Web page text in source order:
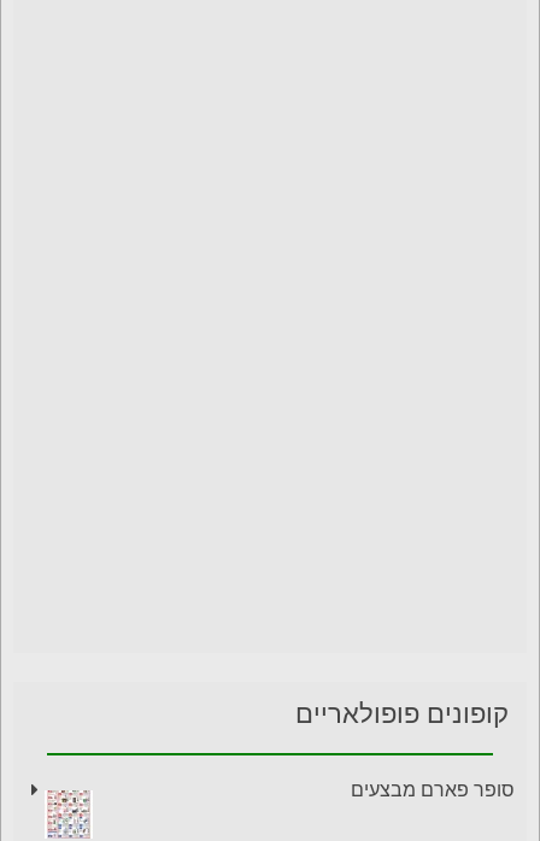
קופונים פופולאריים
סופר פארם מבצעים